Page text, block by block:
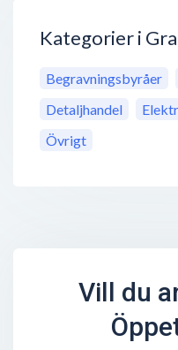
Kategorier i
Begravningsbyråer
Detaljhandel
Övrigt
Vill du